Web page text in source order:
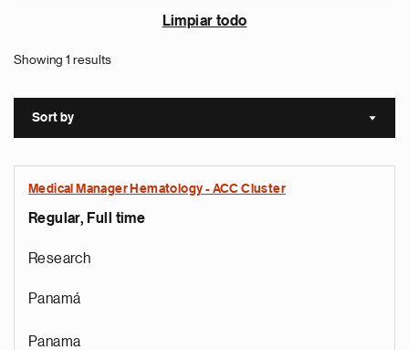
Limpiar todo
Showing 1 results
Sort by Sort
Medical Manager Hematology - ACC Cluster
Regular, Full time
Research
Panamá
Panama